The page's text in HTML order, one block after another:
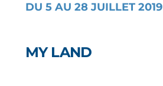
DU 5 AU 28 JUILLET 2019
MY LAND